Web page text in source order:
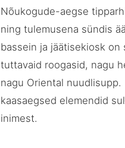
Nõukogude-aegse
ning tulemusena sündis
bassein ja jäätisekiosk on
tuttavaid roogasid, nagu
nagu Oriental
kaasaegsed elemendid
inimest.